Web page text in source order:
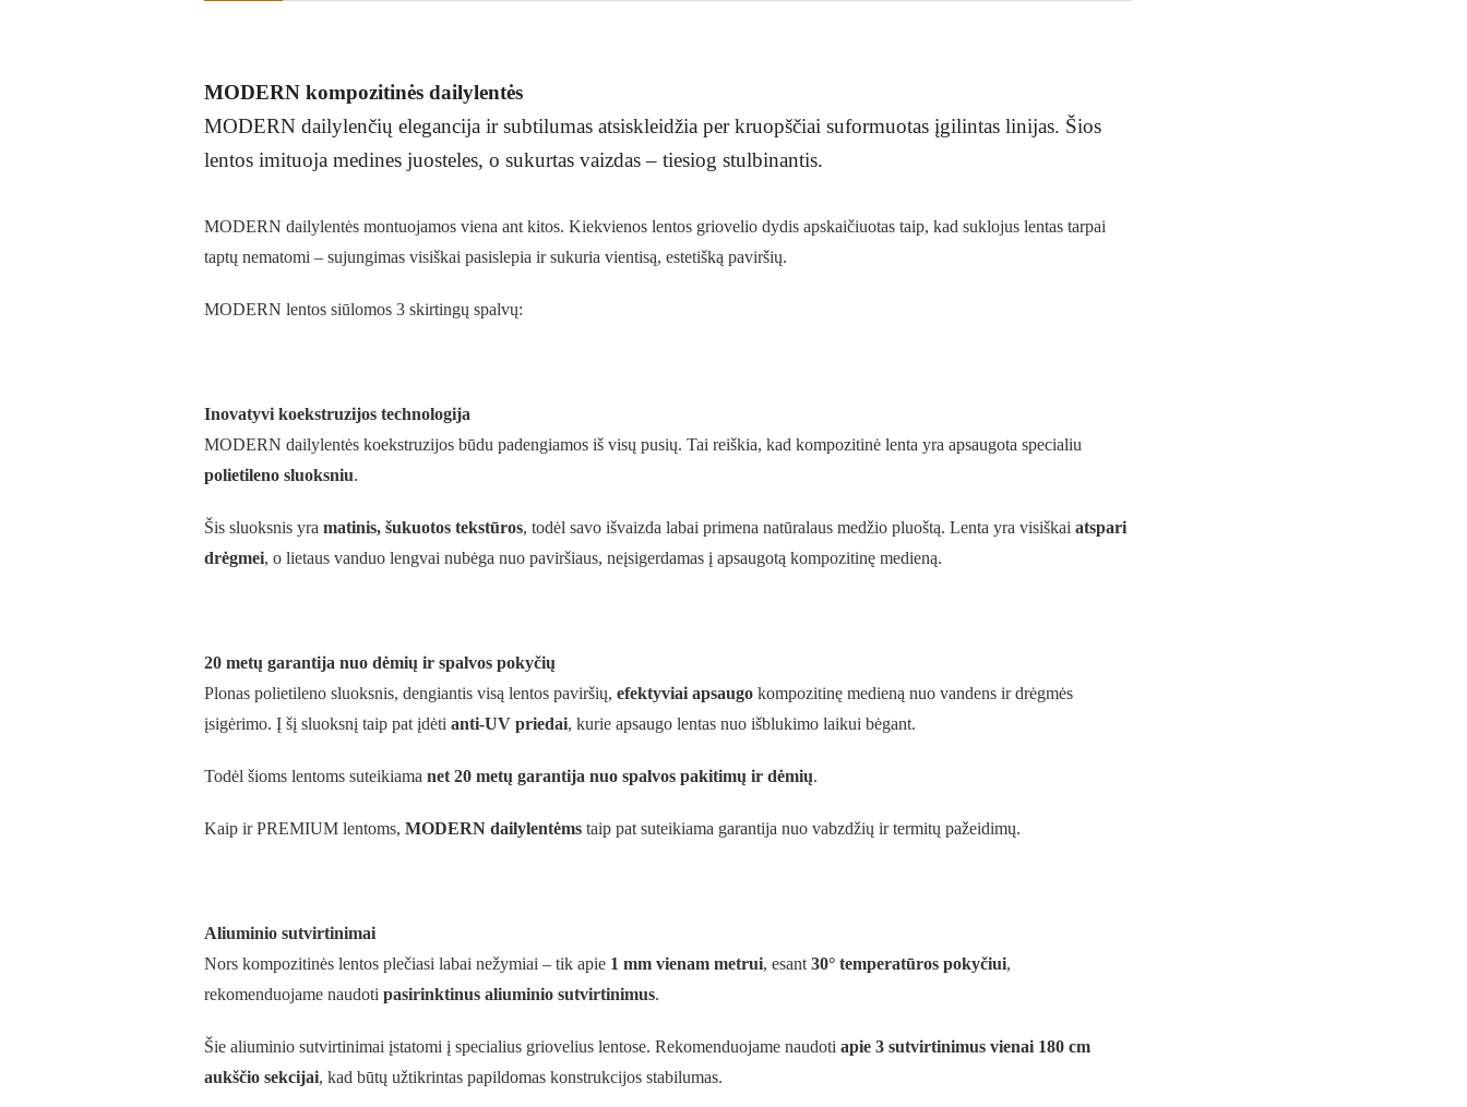
MODERN kompozitinės dailylentės
MODERN dailylenčių elegancija ir subtilumas atsiskleidžia per kruopščiai suformuotas įgilintas linijas. Šios
lentos imituoja medines juosteles, o sukurtas vaizdas – tiesiog stulbinantis.
MODERN dailylentės montuojamos viena ant kitos. Kiekvienos lentos griovelio dydis apskaičiuotas taip, kad suklojus lentas tarpai
taptų nematomi – sujungimas visiškai pasislepia ir sukuria vientisą, estetišką paviršių.
MODERN lentos siūlomos 3 skirtingų spalvų:
Inovatyvi koekstruzijos technologija
MODERN dailylentės koekstruzijos būdu padengiamos iš visų pusių. Tai reiškia, kad kompozitinė lenta yra apsaugota specialiu
polietileno sluoksniu.
Šis sluoksnis yra matinis, šukuotos tekstūros, todėl savo išvaizda labai primena natūralaus medžio pluoštą. Lenta yra visiškai atspari
drėgmei, o lietaus vanduo lengvai nubėga nuo paviršiaus, neįsigerdamas į apsaugotą kompozitinę medieną.
20 metų garantija nuo dėmių ir spalvos pokyčių
Plonas polietileno sluoksnis, dengiantis visą lentos paviršių, efektyviai apsaugo kompozitinę medieną nuo vandens ir drėgmės
įsigėrimo. Į šį sluoksnį taip pat įdėti anti-UV priedai, kurie apsaugo lentas nuo išblukimo laikui bėgant.
Todėl šioms lentoms suteikiama net 20 metų garantija nuo spalvos pakitimų ir dėmių.
Kaip ir PREMIUM lentoms, MODERN dailylentėms taip pat suteikiama garantija nuo vabzdžių ir termitų pažeidimų.
Aliuminio sutvirtinimai
Nors kompozitinės lentos plečiasi labai nežymiai – tik apie 1 mm vienam metrui, esant 30° temperatūros pokyčiui,
rekomenduojame naudoti pasirinktinus aliuminio sutvirtinimus.
Šie aliuminio sutvirtinimai įstatomi į specialius griovelius lentose. Rekomenduojame naudoti apie 3 sutvirtinimus vienai 180 cm
aukščio sekcijai, kad būtų užtikrintas papildomas konstrukcijos stabilumas.